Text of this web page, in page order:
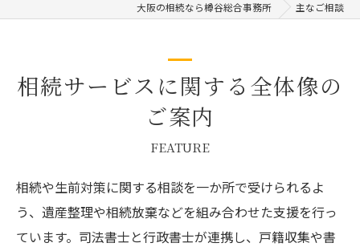
大阪の相続なら樽谷総合事務所 主なご相談
相続サービスに関する全体像の
ご案内
FEATURE
相続や生前対策に関する相談を一か所で受けられるよ
う、遺産整理や相続放棄などを組み合わせた支援を行っ
ています。司法書士と行政書士が連携し、戸籍収集や書